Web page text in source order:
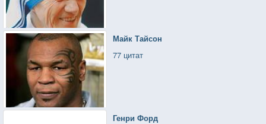
Майк Тайсон
77 цитат
Генри Форд